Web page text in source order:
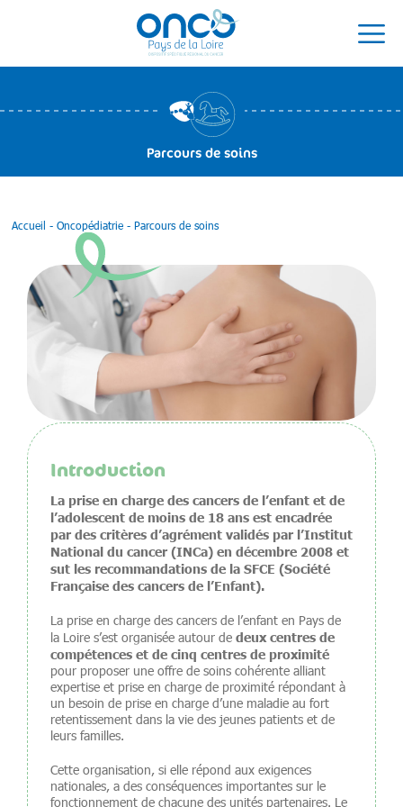
Parcours de soins
Accueil - Oncopédiatrie- Parcours de soins
Introduction
La prise en charge des cancers de l’enfant et de
l’adolescent de moins de 18 ans est encadrée
par des critères d’agrément validés par l’Institut
National du cancer (INCa) en décembre 2008 et
sut les recommandations de la SFCE (Société
Française des cancers de l’Enfant).
La prise en charge des cancers de l’enfant en Pays de
la Loire s’est organisée autour de deux centres de
compétences et de cinq centres de proximité
pour proposer une offre de soins cohérente alliant
expertise et prise en charge de proximité répondant à
un besoin de prise en charge d’une maladie au fort
retentissement dans la vie des jeunes patients et de
leurs familles.
Cette organisation, si elle répond aux exigences
nationales, a des conséquences importantes sur le
fonctionnement de chacune des unités partenaires. Le